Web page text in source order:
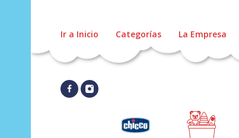
Ir a Inicio Categorías La Empresa